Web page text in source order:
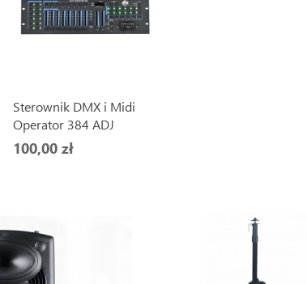
Sterownik DMX i Midi
Operator 384 ADJ
100,00 zł